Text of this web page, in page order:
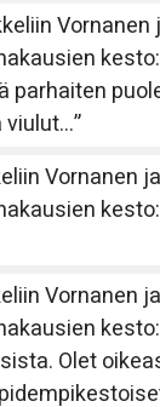
Vornanen
kesto
parhaiten
viulut…”
Vornanen ja
kesto:
Vornanen ja
kesto
Olet